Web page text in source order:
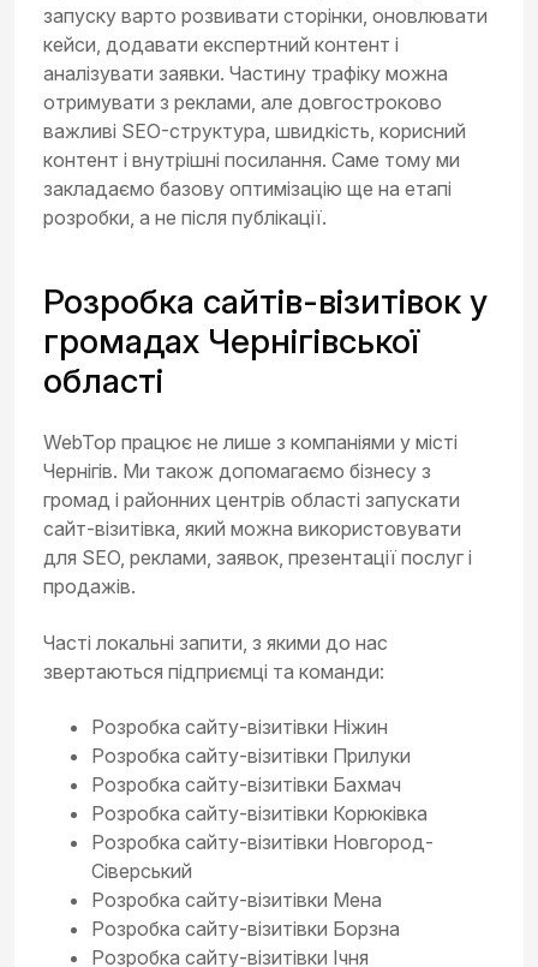
запуску варто розвивати сторінки, оновлювати
кейси, додавати експертний контент і
аналізувати заявки. Частину трафіку можна
отримувати з реклами, але довгостроково
важливі SEO-структура, швидкість, корисний
контент і внутрішні посилання. Саме тому ми
закладаємо базову оптимізацію ще на етапі
розробки, а не після публікації.
Розробка сайтів-візитівок у
громадах Чернігівської
області
WebTop працює не лише з компаніями у місті
Чернігів. Ми також допомагаємо бізнесу з
громад і районних центрів області запускати
сайт-візитівка, який можна використовувати
для SEO, реклами, заявок, презентації послуг і
продажів.
Часті локальні запити, з якими до нас
звертаються підприємці та команди:
Розробка сайту-візитівки Ніжин
Розробка сайту-візитівки Прилуки
Розробка сайту-візитівки Бахмач
Розробка сайту-візитівки Корюківка
Розробка сайту-візитівки Новгород-
Сіверський
Розробка сайту-візитівки Мена
Розробка сайту-візитівки Борзна
Розробка сайту-візитівки Ічня